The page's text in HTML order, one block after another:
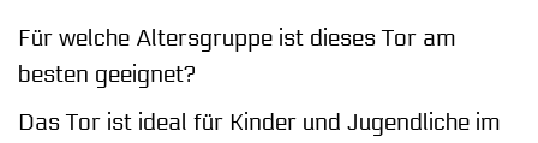
Für welche Altersgruppe ist dieses Tor am
besten geeignet?
Das Tor ist ideal für Kinder und Jugendliche im